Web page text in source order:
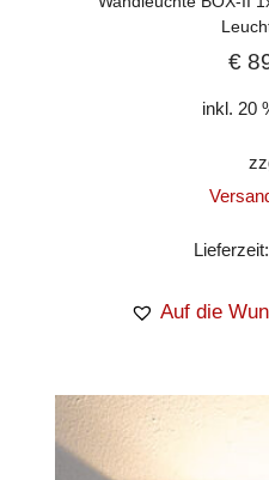
€
inkl. 20
Auf die